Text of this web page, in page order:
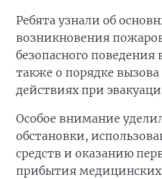
Ребята узнали об
возникновения
безопасного поведения
также о порядке
действиях при
Особое внимание
обстановки,
средств и оказанию
прибытия медицинских